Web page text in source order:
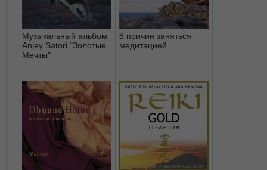
Музыкальный альбом
Anjey Satori "Золотые
Мечты"
8 причин заняться
медитацией